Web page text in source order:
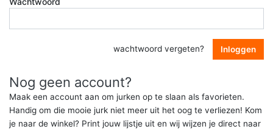
wachtwoord vergeten? Inloggen
Nog geen account?
Maak een account aan om jurken op te slaan als favorieten.
Handig om die mooie jurk niet meer uit het oog te verliezen! Kom
je naar de winkel? Print jouw lijstje uit en wij wijzen je direct naar